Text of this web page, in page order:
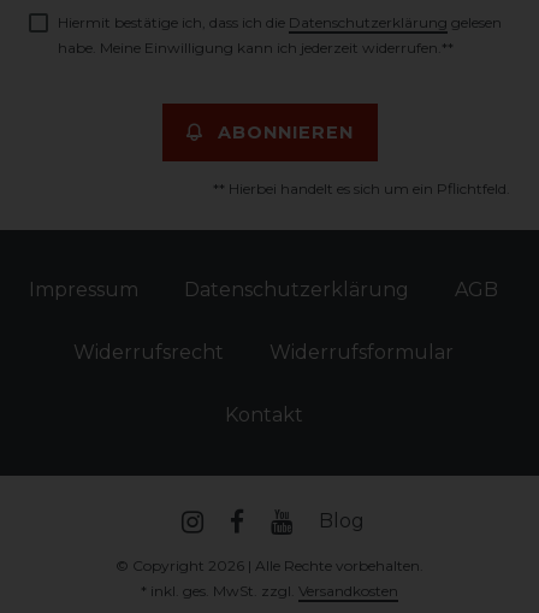
Hiermit bestätige ich, dass ich die Daten­schutz­erklärung gelesen
habe. Meine Einwilligung kann ich jederzeit widerrufen.**
ABONNIEREN
** Hierbei handelt es sich um ein Pflichtfeld.
Impressum Daten­schutz­erklärung AGB
Widerrufs­recht Widerrufs­formular
Kontakt
Blog
© Copyright 2026 | Alle Rechte vorbehalten.
* inkl. ges. MwSt. zzgl. Versandkosten